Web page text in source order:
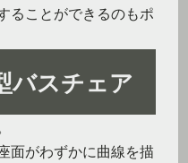
ることができるのもポ
バスチェア
面がわずかに曲線を描